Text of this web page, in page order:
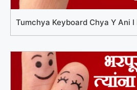
Tumchya Keyboard Chya Y Ani I